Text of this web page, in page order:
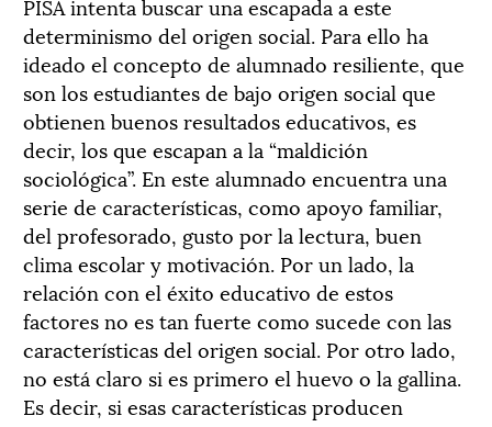
PISA intenta buscar una escapada a este
determinismo del origen social. Para ello ha
ideado el concepto de alumnado resiliente, que
son los estudiantes de bajo origen social que
obtienen buenos resultados educativos, es
decir, los que escapan a la “maldición
sociológica”. En este alumnado encuentra una
serie de características, como apoyo familiar,
del profesorado, gusto por la lectura, buen
clima escolar y motivación. Por un lado, la
relación con el éxito educativo de estos
factores no es tan fuerte como sucede con las
características del origen social. Por otro lado,
no está claro si es primero el huevo o la gallina.
Es decir, si esas características producen